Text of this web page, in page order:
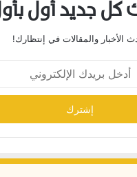
كل جديد أول
الأخبار والمقالات في إنتظارك!